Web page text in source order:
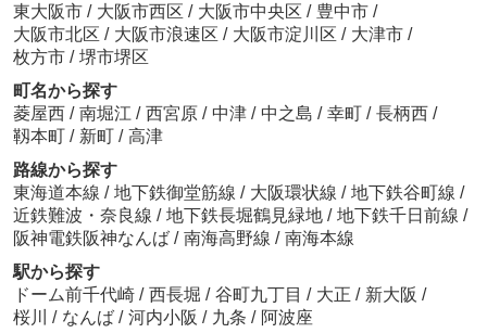
東大阪市 / 大阪市西区 / 大阪市中央区 / 豊中市 /
大阪市北区 / 大阪市浪速区 / 大阪市淀川区 / 大津市 /
枚方市 / 堺市堺区
町名から探す
菱屋西 / 南堀江 / 西宮原 / 中津 / 中之島 / 幸町 / 長柄西 /
靱本町 / 新町 / 高津
路線から探す
東海道本線 / 地下鉄御堂筋線 / 大阪環状線 / 地下鉄谷町線 /
近鉄難波・奈良線 / 地下鉄長堀鶴見緑地 / 地下鉄千日前線 /
阪神電鉄阪神なんば / 南海高野線 / 南海本線
駅から探す
ドーム前千代崎 / 西長堀 / 谷町九丁目 / 大正 / 新大阪 /
桜川 / なんば / 河内小阪 / 九条 / 阿波座